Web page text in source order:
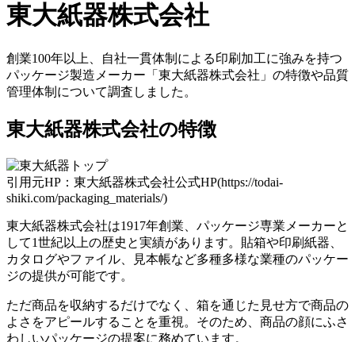
東大紙器株式会社
創業100年以上、自社一貫体制による印刷加工に強みを持つ
パッケージ製造メーカー「東大紙器株式会社」の特徴や品質
管理体制について調査しました。
東大紙器株式会社の特徴
引用元HP：東大紙器株式会社公式HP(https://todai-
shiki.com/packaging_materials/)
東大紙器株式会社は1917年創業、パッケージ専業メーカーと
して1世紀以上の歴史と実績があります。貼箱や印刷紙器、
カタログやファイル、見本帳など多種多様な業種のパッケー
ジの提供が可能です。
ただ商品を収納するだけでなく、箱を通じた見せ方で商品の
よさをアピールすることを重視。そのため、商品の顔にふさ
わしいパッケージの提案に務めています。